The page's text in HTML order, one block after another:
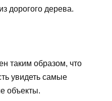
дорогого дерева.
таким образом, что
увидеть самые
объекты.